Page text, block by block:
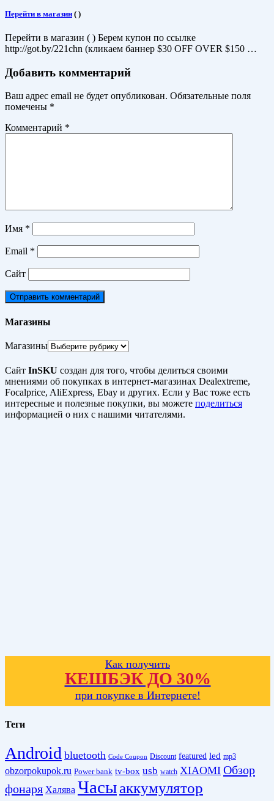
Перейти в магазин ( )
Перейти в магазин ( ) Берем купон по ссылке
http://got.by/221chn (кликаем баннер $30 OFF OVER $150 …
Добавить комментарий
Ваш адрес email не будет опубликован. Обязательные поля
помечены *
Комментарий *
Имя *
Email *
Сайт
Магазины
Магазины
Сайт InSKU создан для того, чтобы делиться своими
мнениями об покупках в интернет-магазинах Dealextreme,
Focalprice, AliExpress, Ebay и других. Если у Вас тоже есть
интересные и полезные покупки, вы можете поделиться
информацией о них с нашими читателями.
Как получить
КЕШБЭК ДО 30%
при покупке в Интернете!
Теги
Android bluetooth Code Coupon Discount featured led mp3
obzorpokupok.ru Power bank tv-box usb watch XIAOMI Обзор
фонаря Халява Часыаккумулятор